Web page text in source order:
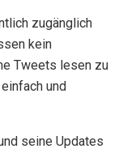
zugänglich
kein
Tweets lesen zu
und
seine Updates